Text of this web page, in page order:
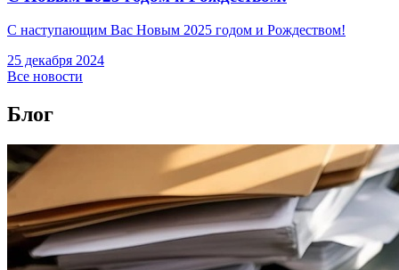
С наступающим Вас Новым 2025 годом и Рождеством!
25 декабря 2024
Все новости
Блог